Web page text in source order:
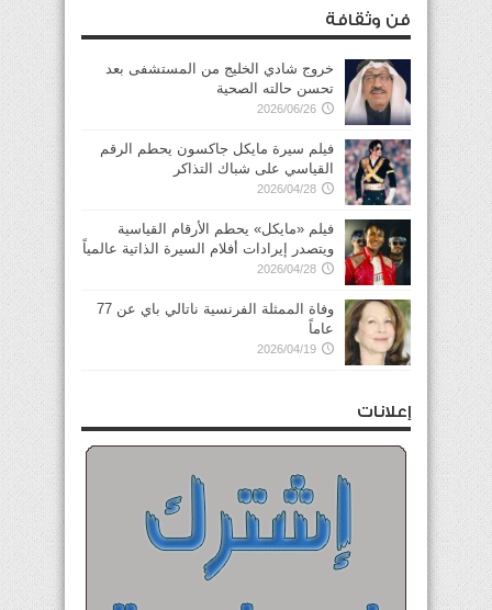
فن وثقافة
خروج شادي الخليج من المستشفى بعد
تحسن حالته الصحية
2026/06/26
فيلم سيرة مايكل جاكسون يحطم الرقم
القياسي على شباك التذاكر
2026/04/28
فيلم «مايكل» يحطم الأرقام القياسية
ويتصدر إيرادات أفلام السيرة الذاتية عالمياً
2026/04/28
وفاة الممثلة الفرنسية ناتالي باي عن 77
عاماً
2026/04/19
إعلانات